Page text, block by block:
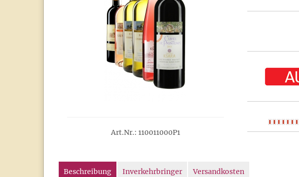
Art.Nr.: 110011000P1
Beschreibung Inverkehrbringer Versandkosten